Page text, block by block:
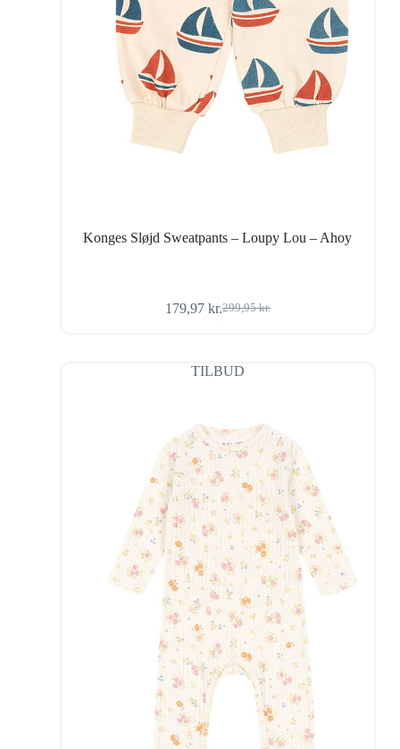
Konges Sløjd Sweatpants – Loupy Lou – Ahoy
299,95kr.
Den
var:
299,95 kr..
179,97 kr.Den
er:
179,97 kr..
TILBUD